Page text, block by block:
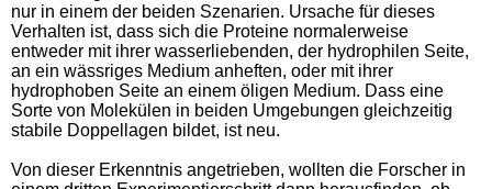
nur in einem der beiden Szenarien. Ursache für dieses
Verhalten ist, dass sich die Proteine normalerweise
entweder mit ihrer wasserliebenden, der hydrophilen Seite,
an ein wässriges Medium anheften, oder mit ihrer
hydrophoben Seite an einem öligen Medium. Dass eine
Sorte von Molekülen in beiden Umgebungen gleichzeitig
stabile Doppellagen bildet, ist neu.
Von dieser Erkenntnis angetrieben, wollten die Forscher in